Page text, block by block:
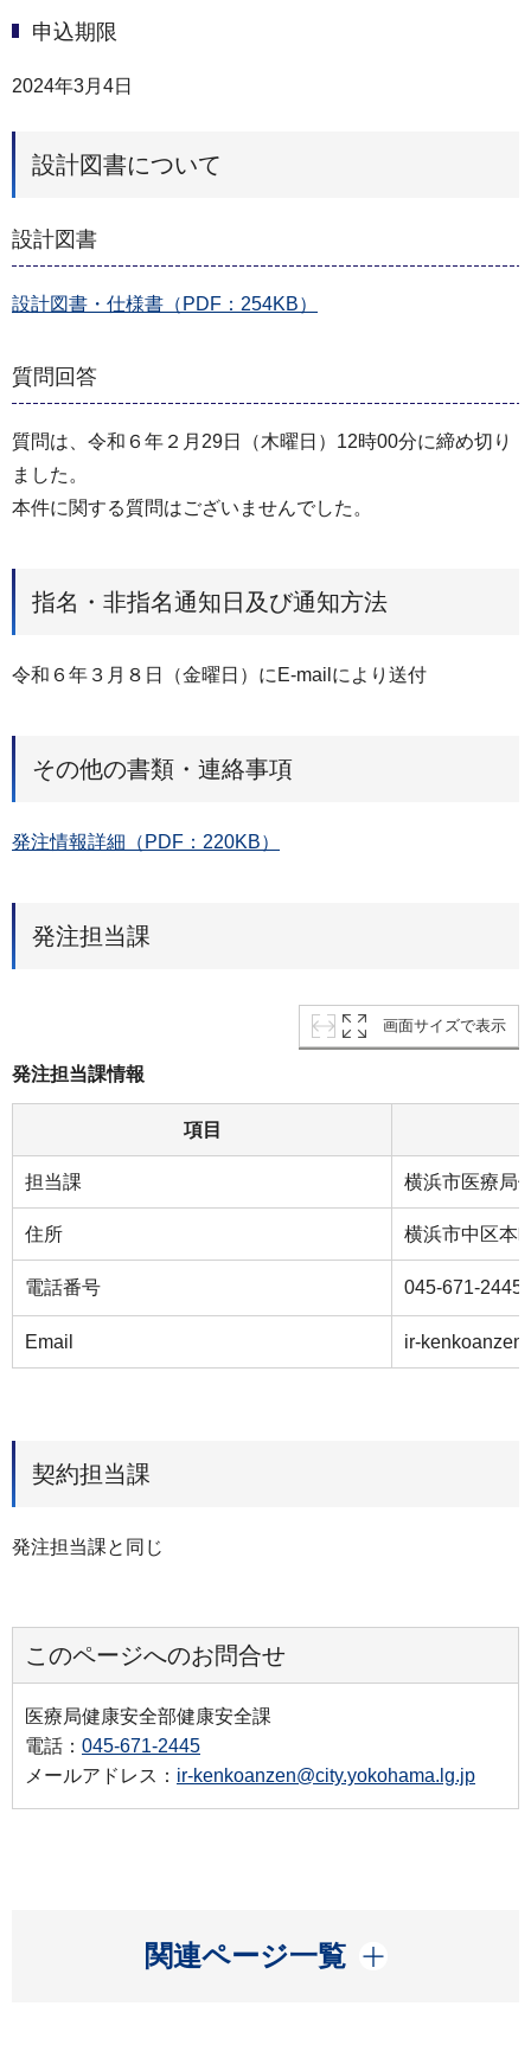
申込期限
2024年3月4日
設計図書について
設計図書
設計図書・仕様書（PDF：254KB）
質問回答
質問は、令和６年２月29日（木曜日）12時00分に締め切り
ました。
本件に関する質問はございませんでした。
指名・非指名通知日及び通知方法
令和６年３月８日（金曜日）にE-mailにより送付
その他の書類・連絡事項
発注情報詳細（PDF：220KB）
発注担当課
画面サイズで表示
発注担当課情報
項目
担当課 横浜市医療局
住所 横浜市中区本
電話番号 045-671-2445
Email ir-
契約担当課
発注担当課と同じ
このページへのお問合せ
医療局健康安全部健康安全課
電話： 045-671-2445
メールアドレス： ir-kenkoanzen@city.yokohama.lg.jp
関連ページ一覧
開く